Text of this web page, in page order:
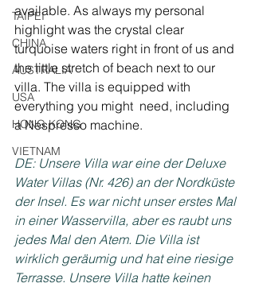
TAIPEI
CHINA
AUSTRALIA
USA
HONG KONG
VIETNAM
available. As always my personal
highlight was the crystal clear
turquoise waters right in front of us and
the little stretch of beach next to our
villa. The villa is equipped with
everything you might  need, including
a Nespresso machine.
DE: Unsere Villa war eine der Deluxe
Water Villas (Nr. 426) an der Nordküste
der Insel. Es war nicht unser erstes Mal
in einer Wasservilla, aber es raubt uns
jedes Mal den Atem. Die Villa ist
wirklich geräumig und hat eine riesige
Terrasse. Unsere Villa hatte keinen